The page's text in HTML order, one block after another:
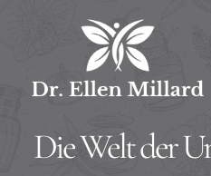
Die Welt der